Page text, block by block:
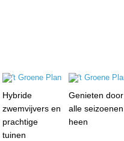
Hybride
zwemvijvers en
prachtige
tuinen
Genieten door
alle seizoenen
heen